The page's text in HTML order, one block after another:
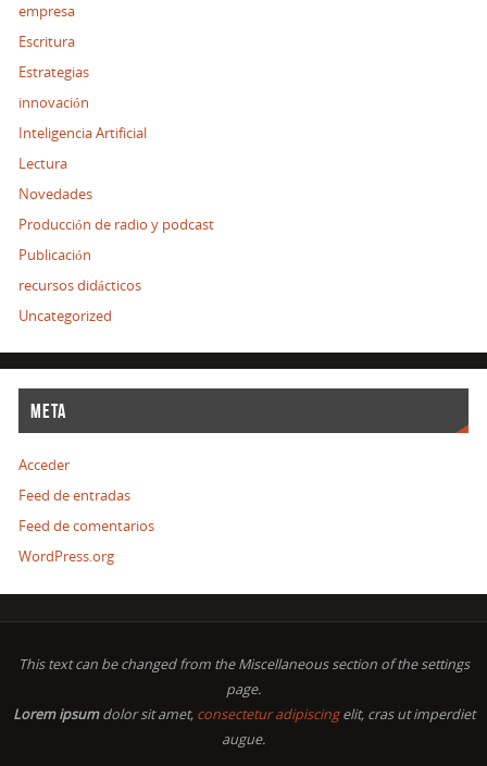
empresa
Escritura
Estrategias
innovación
Inteligencia Artificial
Lectura
Novedades
Producción de radio y podcast
Publicación
recursos didácticos
Uncategorized
META
Acceder
Feed de entradas
Feed de comentarios
WordPress.org
This text can be changed from the Miscellaneous section of the settings
page.
Lorem ipsumdolor sit amet, consectetur adipiscingelit, cras ut imperdiet
augue.